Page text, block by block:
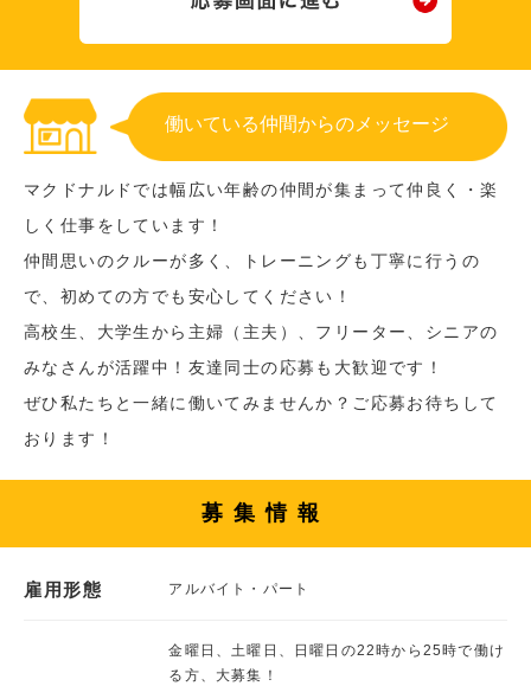
働いている仲間からのメッセージ
マクドナルドでは幅広い年齢の仲間が集まって仲良く・楽
しく仕事をしています！
仲間思いのクルーが多く、トレーニングも丁寧に行うの
で、初めての方でも安心してください！
高校生、大学生から主婦（主夫）、フリーター、シニアの
みなさんが活躍中！友達同士の応募も大歓迎です！
ぜひ私たちと一緒に働いてみませんか？ご応募お待ちして
おります！
募集情報
雇用形態 アルバイト・パート
金曜日、土曜日、日曜日の22時から25時で働け
る方、大募集！